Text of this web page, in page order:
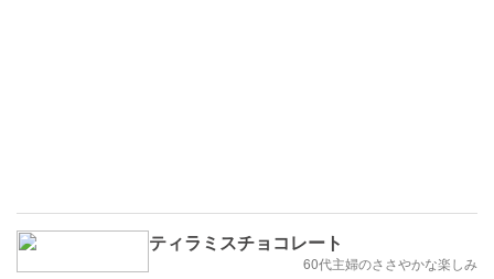
ティラミスチョコレート
60代主婦のささやかな楽しみ